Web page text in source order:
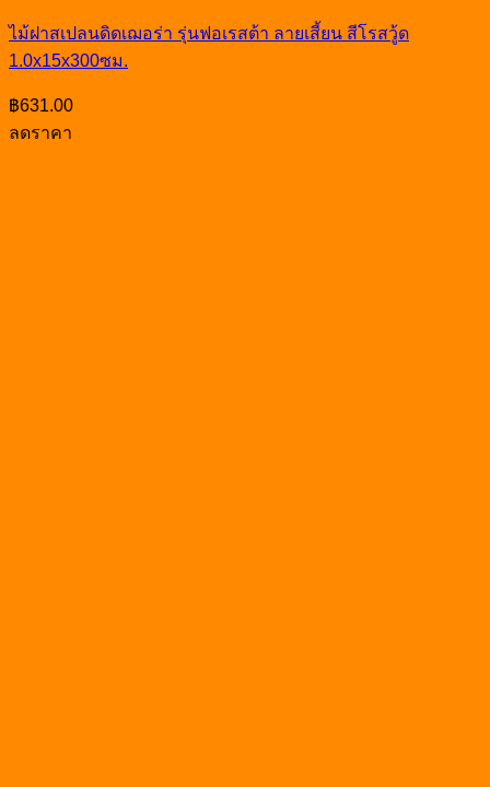
ไม้ฝาสเปลนดิดเฌอร่า รุ่นฟอเรสต้า ลายเสี้ยน สีโรสวู้ด
1.0x15x300ซม.
฿631.00
ลดราคา